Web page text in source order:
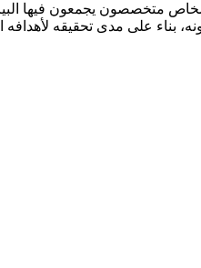
متخصصون يجمعون فيها
بناء على مدى تحقيقه